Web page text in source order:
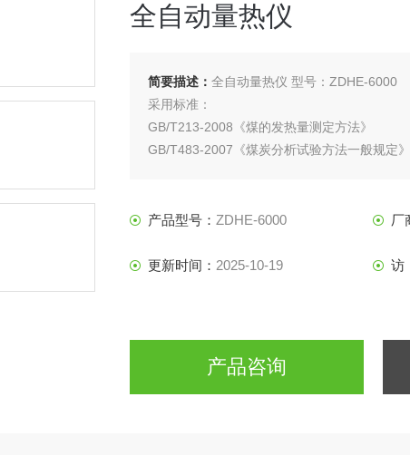
全自动量热仪
简要描述：全自动量热仪 型号：ZDHE-6000
采用标准：
GB/T213-2008《煤的发热量测定方法》
GB/T483-2007《煤炭分析试验方法一般规定》
产品型号：ZDHE-6000 厂
更新时间： 2025-10-19 访
产品咨询